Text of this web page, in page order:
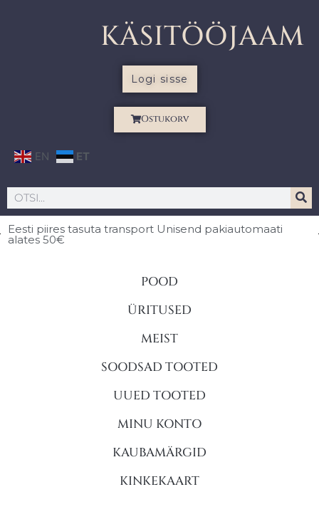
KÄSITÖÖJAAM
Logi sisse
Ostukorv
EN ET
Eesti piires tasuta transport Unisend pakiautomaati
alates 50€
POOD
ÜRITUSED
MEIST
SOODSAD TOOTED
UUED TOOTED
MINU KONTO
KAUBAMÄRGID
KINKEKAART